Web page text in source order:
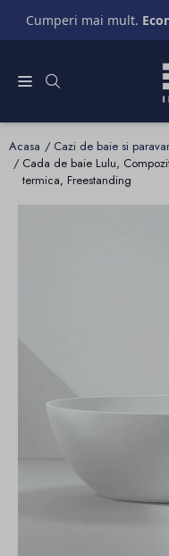
Cumperi mai mult.
Acasa Cazi de baie si
Cada de baie Lulu,
termica, Freestanding